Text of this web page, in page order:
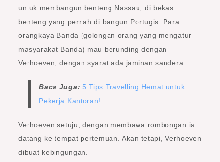
untuk membangun benteng Nassau, di bekas
benteng yang pernah di bangun Portugis. Para
orangkaya Banda (golongan orang yang mengatur
masyarakat Banda) mau berunding dengan
Verhoeven, dengan syarat ada jaminan sandera.
Baca Juga: 5 Tips Travelling Hemat untuk
Pekerja Kantoran!
Verhoeven setuju, dengan membawa rombongan ia
datang ke tempat pertemuan. Akan tetapi, Verhoeven
dibuat kebingungan.